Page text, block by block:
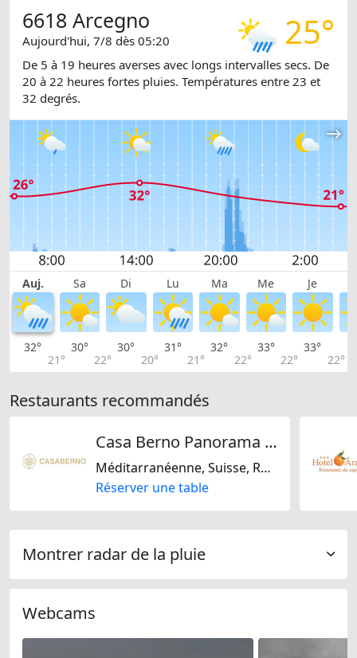
25°
6618 Arcegno
Aujourd'hui, 7/8 dès 05:20
De 5 à 19 heures averses avec longs intervalles secs. De
20 à 22 heures fortes pluies. Températures entre 23 et
32 degrés.
Auj. Sa Di Lu Ma Me Je
32°
21°
30°
22°
30°
20°
31°
21°
32°
22°
33°
22°
33°
22°
Restaurants recommandés
Casa Berno Panorama Resort
Méditarranéenne, Suisse, Régionale
Réserver une table
Montrer radar de la pluie
Webcams